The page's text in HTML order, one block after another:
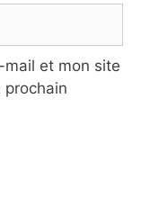
mail et mon site
prochain